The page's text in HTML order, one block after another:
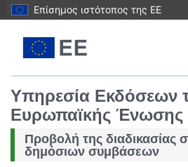
Επίσημος ιστότοπος της ΕΕ
Υπηρεσία Εκδόσεων
Ευρωπαϊκής Ένωσης
Προβολή της διαδικασίας
δημόσιων συμβάσεων